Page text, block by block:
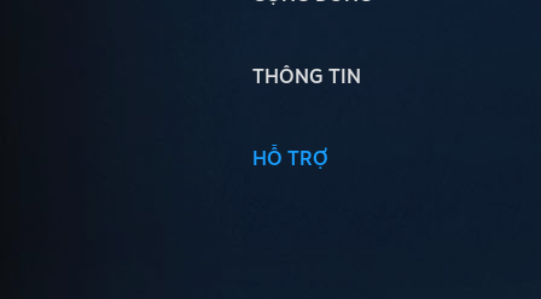
THÔNG TIN
HỖ TRỢ